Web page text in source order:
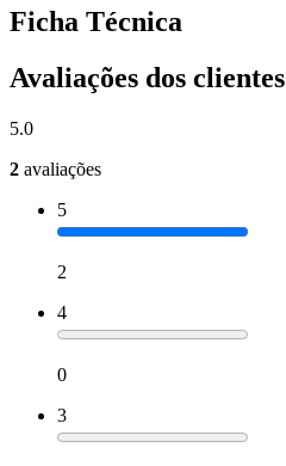
Ficha Técnica
Avaliações dos clientes
5.0
2 avaliações
5
2
4
0
3